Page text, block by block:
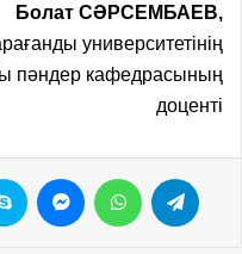
Болат СӘРСЕМБАЕВ,
университетінің
пәндер кафедрасының
доценті